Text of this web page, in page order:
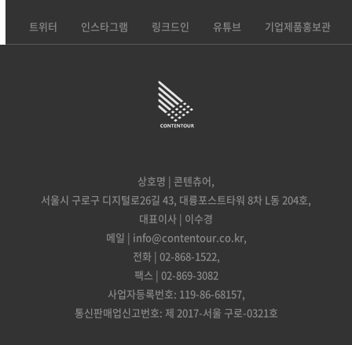
트위터 인스타그램 링크드인 유튜브 기업제품홍보관
상호명 | 콘텐츄어,
서울시 구로구 디지털로26길 43, 대륭포스트타워 8차 L동 204호,
대표이사 | 이수경
메일 | info@contentour.co.kr,
전화 | 02-868-1522,
팩스 | 02-869-3082
사업자등록번호: 119-86-68157,
통신판매업신고번호: 제 2017-서울 구로-0321호